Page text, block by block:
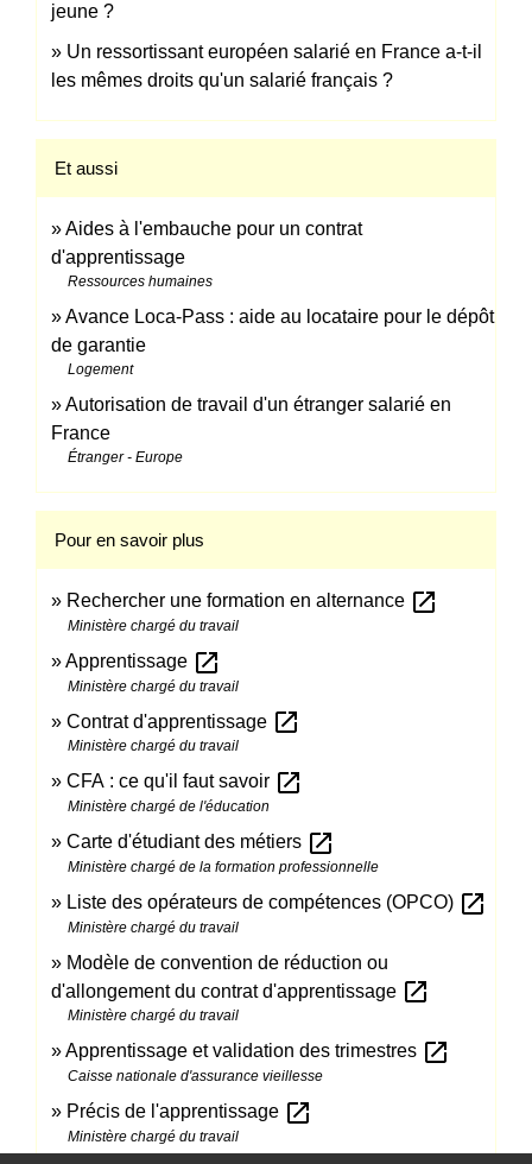
jeune ?
Un ressortissant européen salarié en France a-t-il
les mêmes droits qu'un salarié français ?
Et aussi
Aides à l'embauche pour un contrat
d'apprentissage
Ressources humaines
Avance Loca-Pass : aide au locataire pour le dépôt
de garantie
Logement
Autorisation de travail d'un étranger salarié en
France
Étranger - Europe
Pour en savoir plus
Rechercher une formation en alternance open_in_new
Ministère chargé du travail
Apprentissage open_in_new
Ministère chargé du travail
Contrat d'apprentissage open_in_new
Ministère chargé du travail
CFA : ce qu'il faut savoir open_in_new
Ministère chargé de l'éducation
Carte d'étudiant des métiers open_in_new
Ministère chargé de la formation professionnelle
Liste des opérateurs de compétences (OPCO) open_in_new
Ministère chargé du travail
Modèle de convention de réduction ou
d'allongement du contrat d'apprentissage open_in_new
Ministère chargé du travail
Apprentissage et validation des trimestres open_in_new
Caisse nationale d'assurance vieillesse
Précis de l'apprentissage open_in_new
Ministère chargé du travail